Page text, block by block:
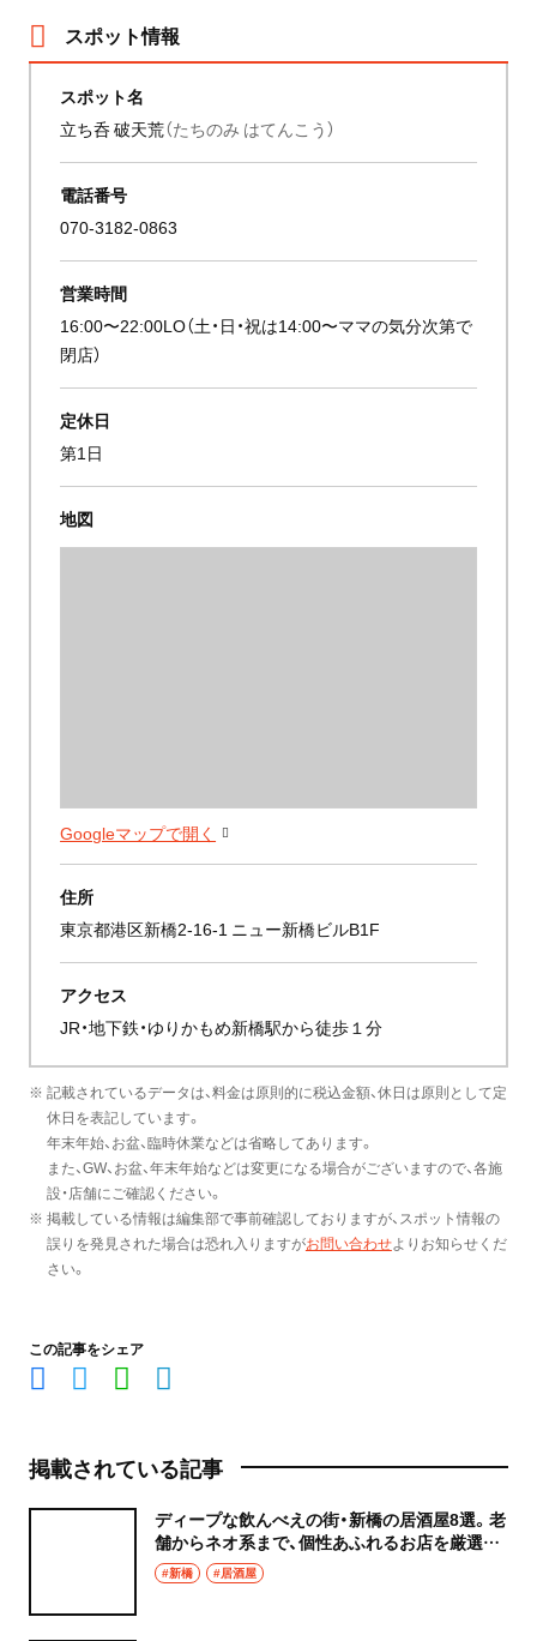
スポット情報
スポット名
立ち呑 破天荒（たちのみ はてんこう）
電話番号
070-3182-0863
営業時間
16:00〜22:00LO（土・日・祝は14:00〜ママの気分次第で
閉店）
定休日
第1日
地図
Googleマップで開く
住所
東京都港区新橋2-16-1 ニュー新橋ビルB1F
アクセス
JR・地下鉄・ゆりかもめ新橋駅から徒歩１分
※ 記載されているデータは、料金は原則的に税込金額、休日は原則として定
休日を表記しています。
年末年始、お盆、臨時休業などは省略してあります。
また、GW、お盆、年末年始などは変更になる場合がございますので、各施
設・店舗にご確認ください。
※ 掲載している情報は編集部で事前確認しておりますが、スポット情報の
誤りを発見された場合は恐れ入りますがお問い合わせよりお知らせくだ
さい。
この記事をシェア
掲載されている記事
ディープな飲んべえの街・新橋の居酒屋8選。老
舗からネオ系まで、個性あふれるお店を厳選し
て紹介！
#新橋 #居酒屋